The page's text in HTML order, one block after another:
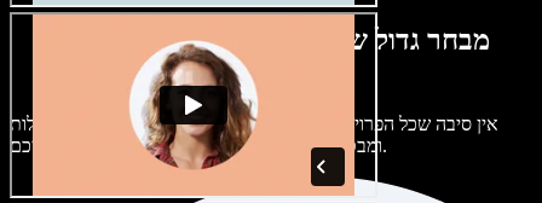
מבחר גדול של קולות נשים וגברים במגוון
מבטאים
אין סיבה שכל הפרויקטים יישמעו אותו דבר. בחרו מתוך מאות קולות
ומבטאים של בינה מלאכותית והתאימו אותם אליכם.